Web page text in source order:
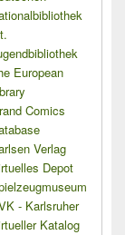
European
Comics
Verlag
Depot
- Karlsruher
Katalog